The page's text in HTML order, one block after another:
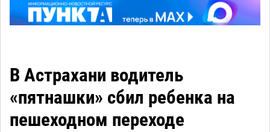
В Астрахани водитель
«пятнашки» сбил ребенка на
пешеходном переходе